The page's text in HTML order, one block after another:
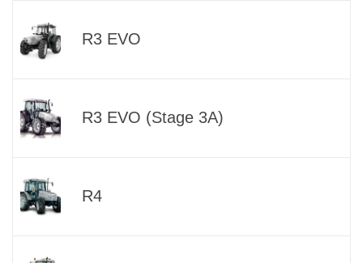
R3 EVO
R3 EVO (Stage 3A)
R4